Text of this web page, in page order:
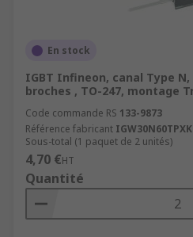
En stock
IGBT Infineon, canal Type N,
broches , TO-247, montage
Code commande RS 133-9873
Référence fabricant
Sous-total (1 paquet de 2 unités)
4,70 €HT
Quantité